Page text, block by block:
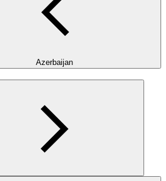
Azerbaijan